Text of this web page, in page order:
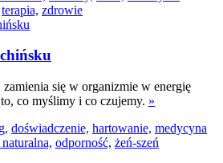
terapia, zdrowie
się w organizmie w energię
co myślimy i co czujemy. »
doświadczenie, hartowanie, medycyna
odporność, żeń-szeń